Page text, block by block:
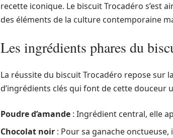
recette iconique. Le biscuit Trocadéro s’est
des éléments de la culture contemporaine
Les ingrédients phares du
La réussite du biscuit Trocadéro repose sur
d’ingrédients clés qui font de cette douceur
Poudre d’amande : Ingrédient central, elle
Chocolat noir : Pour sa ganache